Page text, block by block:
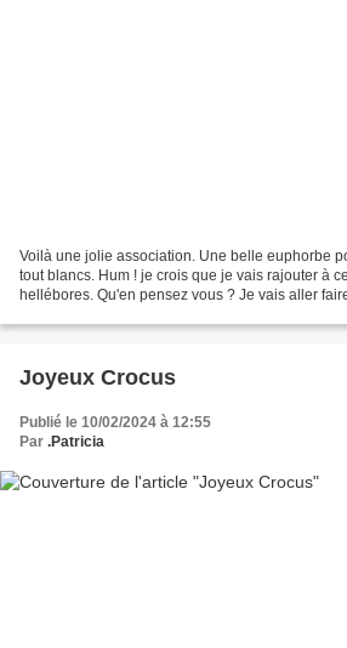
Voilà une jolie association. Une belle euphorbe
tout blancs. Hum ! je crois que je vais rajouter à
hellébores. Qu'en pensez vous ? Je vais aller
Joyeux Crocus
Publié le 10/02/2024 à 12:55
Par .Patricia